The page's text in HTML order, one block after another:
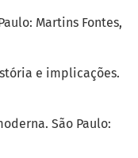
Martins Fontes,
e implicações.
São Paulo: